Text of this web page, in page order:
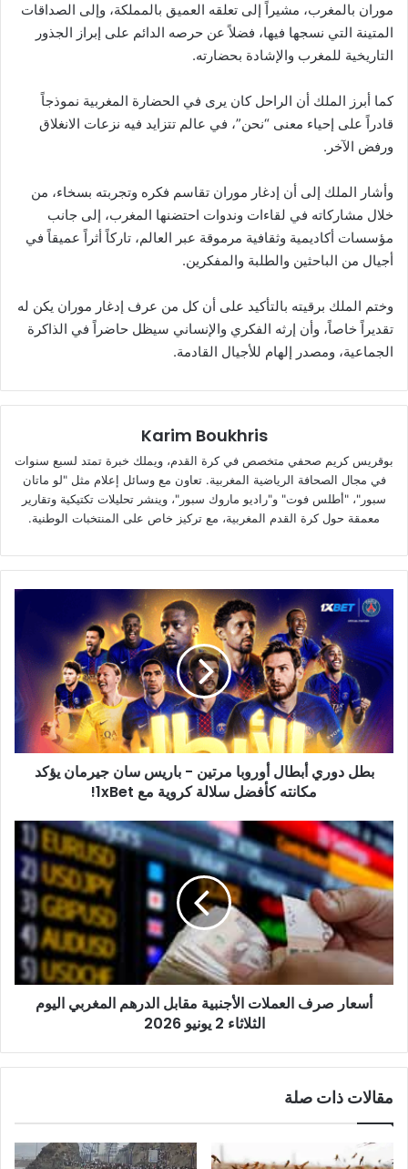
موران بالمغرب، مشيراً إلى تعلقه العميق بالمملكة، وإلى الصداقات
المتينة التي نسجها فيها، فضلاً عن حرصه الدائم على إبراز الجذور
التاريخية للمغرب والإشادة بحضارته.
كما أبرز الملك أن الراحل كان يرى في الحضارة المغربية نموذجاً
قادراً على إحياء معنى “نحن”، في عالم تتزايد فيه نزعات الانغلاق
ورفض الآخر.
وأشار الملك إلى أن إدغار موران تقاسم فكره وتجربته بسخاء، من
خلال مشاركاته في لقاءات وندوات احتضنها المغرب، إلى جانب
مؤسسات أكاديمية وثقافية مرموقة عبر العالم، تاركاً أثراً عميقاً في
أجيال من الباحثين والطلبة والمفكرين.
وختم الملك برقيته بالتأكيد على أن كل من عرف إدغار موران يكن له
تقديراً خاصاً، وأن إرثه الفكري والإنساني سيظل حاضراً في الذاكرة
الجماعية، ومصدر إلهام للأجيال القادمة.
Karim Boukhris
بوقريس كريم صحفي متخصص في كرة القدم، ويملك خبرة تمتد لسبع سنوات
في مجال الصحافة الرياضية المغربية. تعاون مع وسائل إعلام مثل "لو ماتان
سبور"، "أطلس فوت" و"راديو ماروك سبور"، وينشر تحليلات تكتيكية وتقارير
معمقة حول كرة القدم المغربية، مع تركيز خاص على المنتخبات الوطنية.
بطل
دوري
أبطال
أوروبا
مرتين
باريس
سان
جيرمان
يؤكد
سلالة
كروية
مع
1xBet!
بطل دوري أبطال أوروبا مرتين - باريس سان جيرمان يؤكد
مكانته كأفضل سلالة كروية مع 1xBet!
أسعار
صرف
العملات
الأجنبية
مقابل
الدرهم
المغربي
اليوم
الثلاثاء
أسعار صرف العملات الأجنبية مقابل الدرهم المغربي اليوم
الثلاثاء 2 يونيو 2026
مقالات ذات صلة